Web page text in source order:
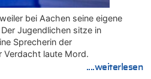
bei Aachen seine eigene
Jugendlichen sitze in
Sprecherin der
Verdacht laute Mord.
....weiterlesen